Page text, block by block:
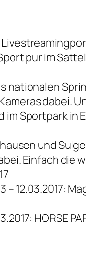
pur im
nationalen
dabei.
Sportpark in
und
Einfach die
12.03.2017:
HORSE